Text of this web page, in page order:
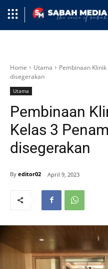
Home Utama
Pembinaan
disegerakan
Utama
Pembinaan
Kelas 3
disegerakan
By editor02 April 9, 2023